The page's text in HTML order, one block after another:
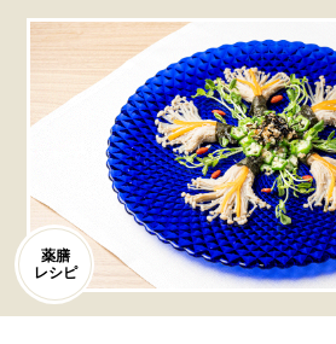
薬膳
レシピ